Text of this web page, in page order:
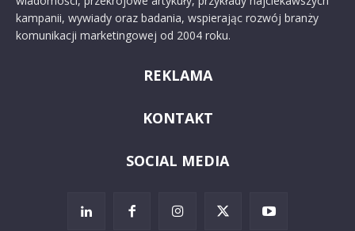
kampanii, wywiady oraz badania, wspierając rozwój branży
komunikacji marketingowej od 2004 roku.
REKLAMA
KONTAKT
SOCIAL MEDIA